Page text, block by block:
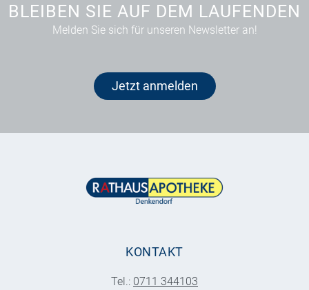
BLEIBEN SIE AUF DEM LAUFENDEN
Melden Sie sich für unseren Newsletter an!
Jetzt anmelden
KONTAKT
Tel.: 0711 344103